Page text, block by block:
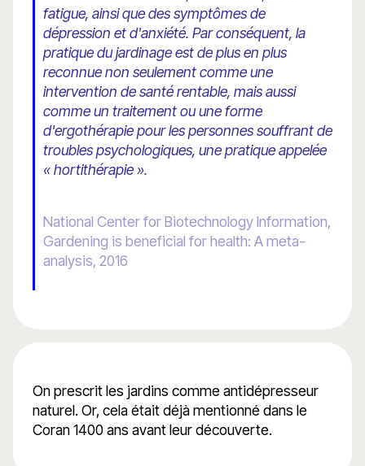
fatigue, ainsi que des symptômes de
dépression et d'anxiété. Par conséquent, la
pratique du jardinage est de plus en plus
reconnue non seulement comme une
intervention de santé rentable, mais aussi
comme un traitement ou une forme
d'ergothérapie pour les personnes souffrant de
troubles psychologiques, une pratique appelée
« hortithérapie ».
National Center for Biotechnology Information,
Gardening is beneficial for health: A meta-
analysis, 2016
On prescrit les jardins comme antidépresseur
naturel. Or, cela était déjà mentionné dans le
Coran 1400 ans avant leur découverte.